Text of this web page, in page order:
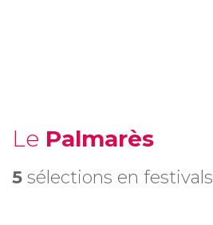
Le Palmarès
5 sélections en festivals